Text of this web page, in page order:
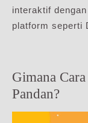
interaktif
platform seperti
Gimana
Pandan?